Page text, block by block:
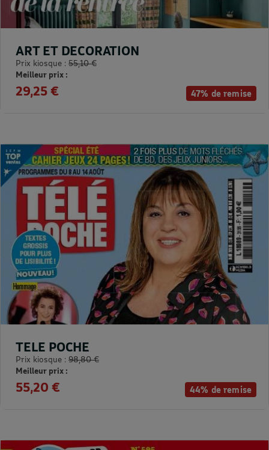
47% de remise
ART ET DECORATION
Prix kiosque : 55,10 €
Meilleur prix :
29,25 €
44% de remise
TELE POCHE
Prix kiosque : 98,80 €
Meilleur prix :
55,20 €